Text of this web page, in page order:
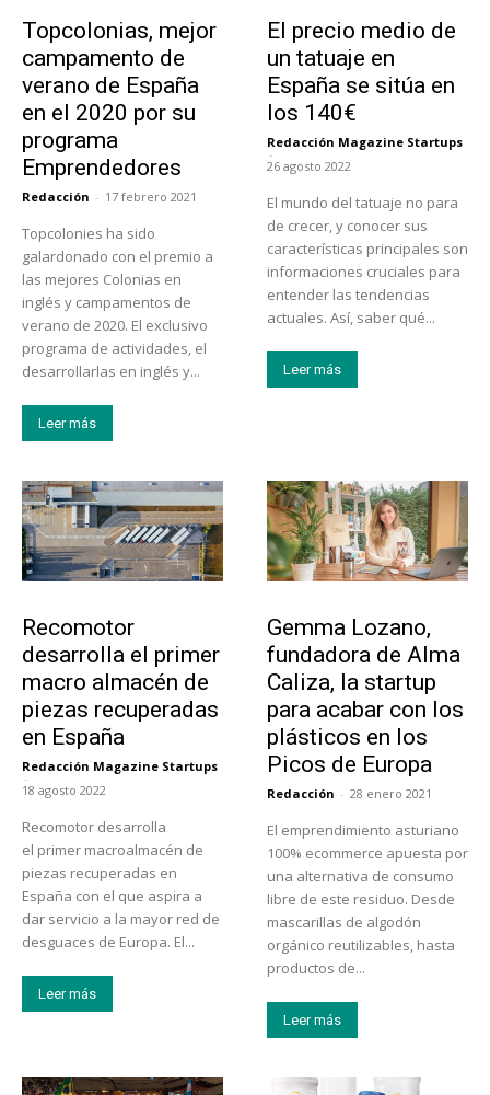
Topcolonias, mejor
campamento de
verano de España
en el 2020 por su
programa
Emprendedores
Redacción - 17 febrero 2021
Topcolonies ha sido
galardonado con el premio a
las mejores Colonias en
inglés y campamentos de
verano de 2020. El exclusivo
programa de actividades, el
desarrollarlas en inglés y...
Leer más
El precio medio de
un tatuaje en
España se sitúa en
los 140€
Redacción Magazine Startups
-
26 agosto 2022
El mundo del tatuaje no para
de crecer, y conocer sus
características principales son
informaciones cruciales para
entender las tendencias
actuales. Así, saber qué...
Leer más
Recomotor
desarrolla el primer
macro almacén de
piezas recuperadas
en España
Redacción Magazine Startups
-
18 agosto 2022
Recomotor desarrolla
el primer macroalmacén de
piezas recuperadas en
España con el que aspira a
dar servicio a la mayor red de
desguaces de Europa. El...
Leer más
Gemma Lozano,
fundadora de Alma
Caliza, la startup
para acabar con los
plásticos en los
Picos de Europa
Redacción - 28 enero 2021
El emprendimiento asturiano
100% ecommerce apuesta por
una alternativa de consumo
libre de este residuo. Desde
mascarillas de algodón
orgánico reutilizables, hasta
productos de...
Leer más